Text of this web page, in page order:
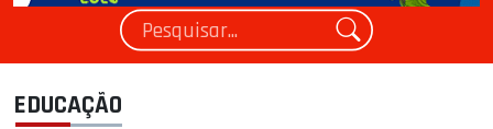
EDUCAÇÃO